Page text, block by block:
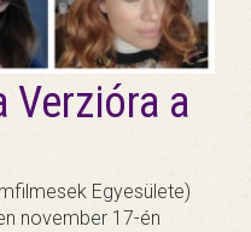
Verzióra a
Egyesülete)
november 17-én